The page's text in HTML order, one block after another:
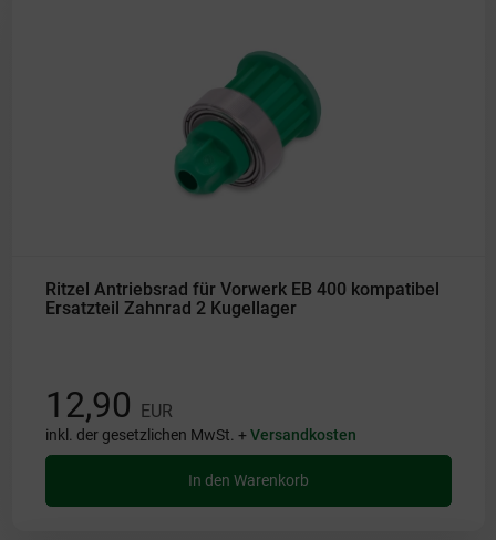
Ritzel Antriebsrad für Vorwerk EB 400 kompatibel
Ersatzteil Zahnrad 2 Kugellager
12,90 EUR
inkl. der gesetzlichen MwSt. +Versandkosten
In den Warenkorb